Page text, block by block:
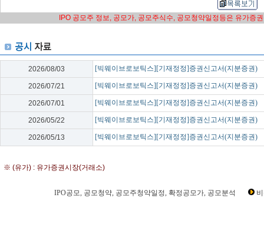
IPO 공모주 정보, 공모가, 공모주식수, 공모청약일정등은 유가증
2026/08/03 [빅웨이브로보틱스][기재정정]증권신고서(지분증권)
2026/07/21 [빅웨이브로보틱스][기재정정]증권신고서(지분증권)
2026/07/01 [빅웨이브로보틱스][기재정정]증권신고서(지분증권)
2026/05/22 [빅웨이브로보틱스][기재정정]증권신고서(지분증권)
2026/05/13 [빅웨이브로보틱스][기재정정]증권신고서(지분증권)
※ (유가) : 유가증권시장(거래소)
IPO공모, 공모청약, 공모주청약일정, 확정공모가, 공모분석